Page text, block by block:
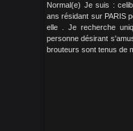
Normal(e) Je suis :
ans résidant sur PARIS
elle . Je recherche
personne désirant
brouteurs sont tenus de